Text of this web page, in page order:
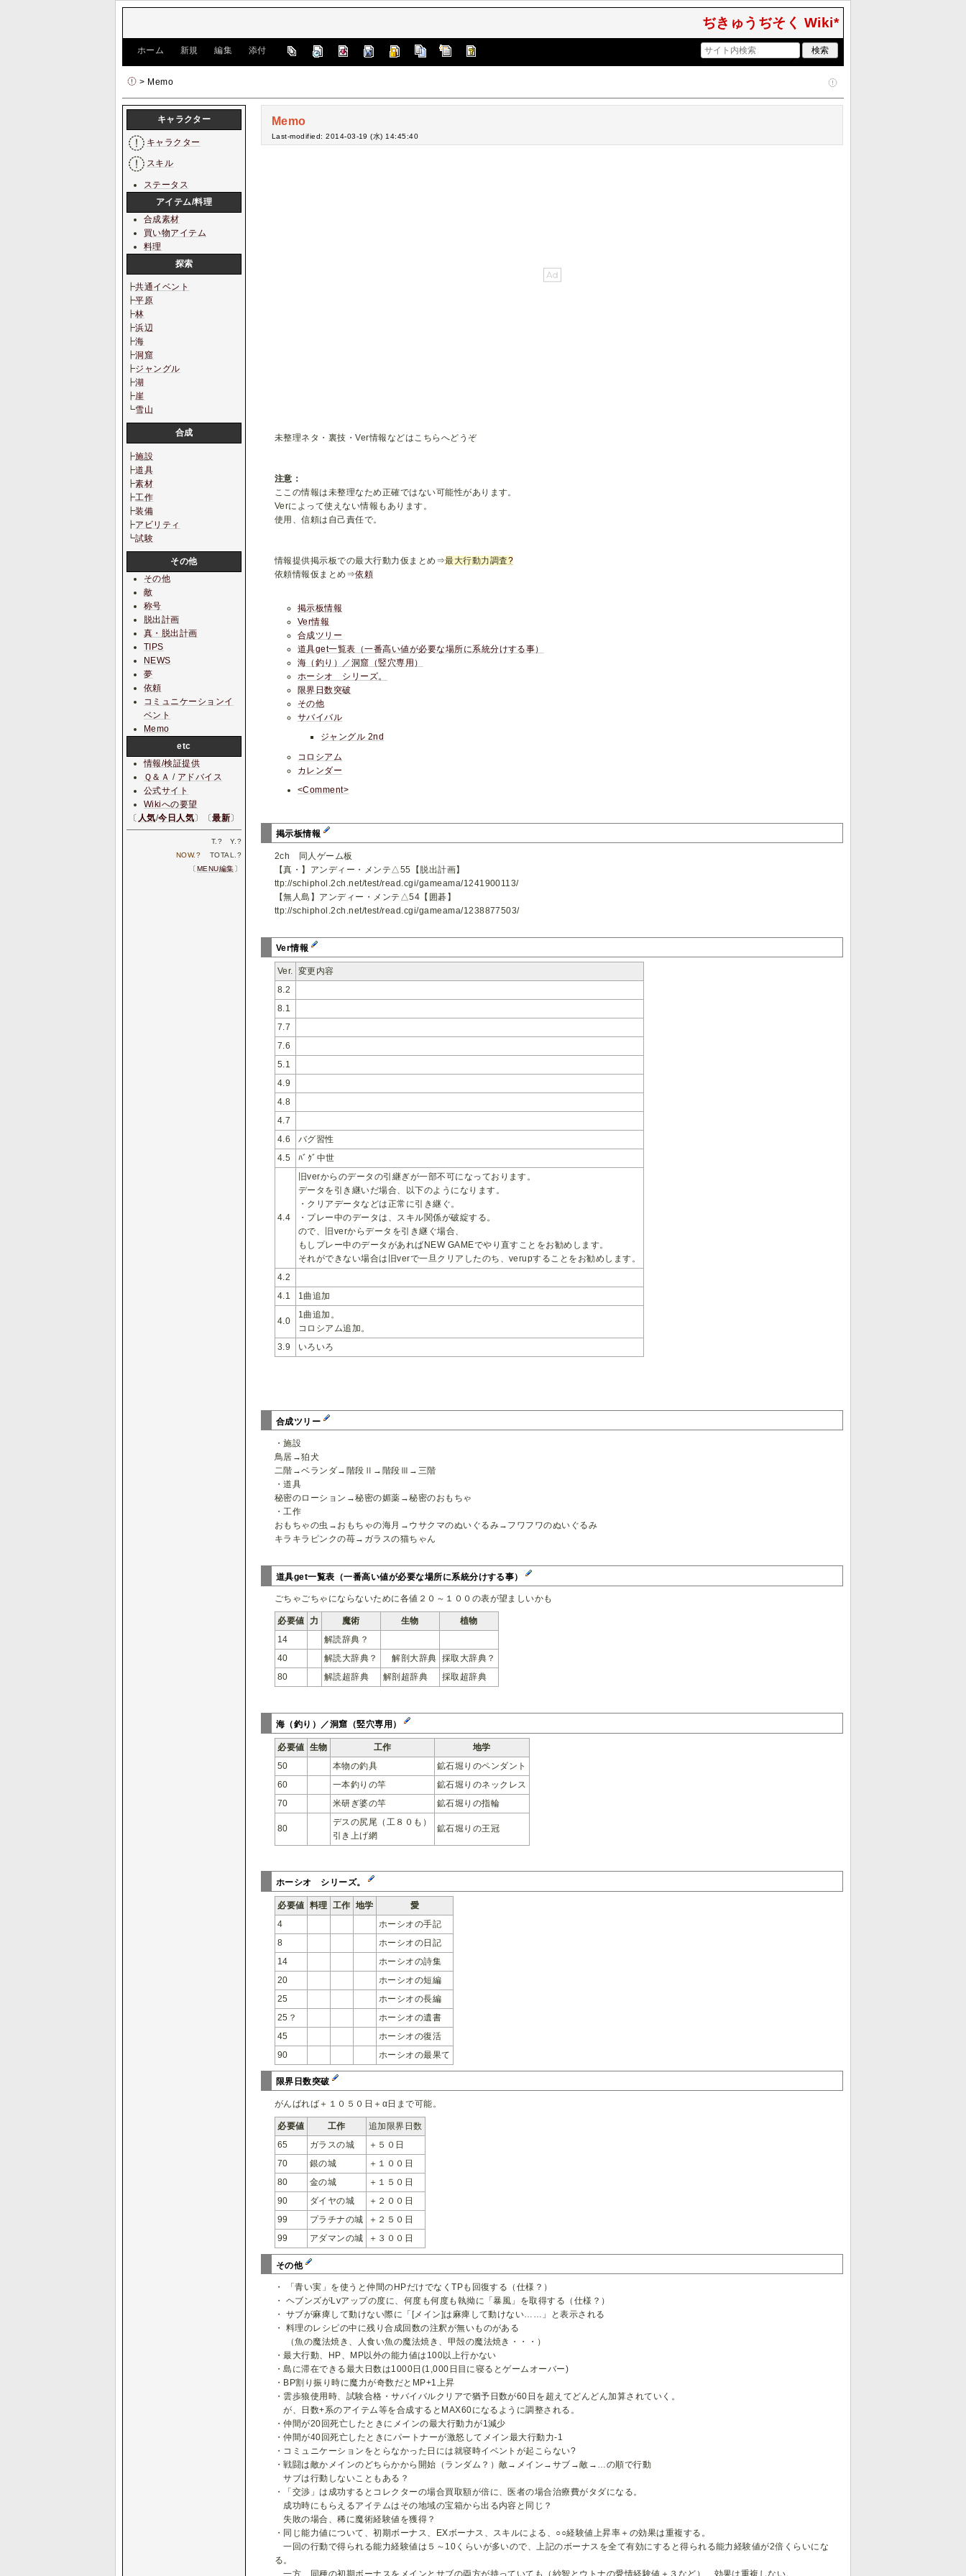
ぢきゅうぢそく Wiki*
ホーム 新規 編集 添付
> Memo
Memo
Last-modified: 2014-03-19 (水) 14:45:40
未整理ネタ・裏技・Ver情報などはこちらへどうぞ
注意：
ここの情報は未整理なため正確ではない可能性があります。
Verによって使えない情報もあります。
使用、信頼は自己責任で。
情報提供掲示板での最大行動力仮まとめ⇒最大行動力調査?
依頼情報仮まとめ⇒依頼
掲示板情報
Ver情報
合成ツリー
道具get一覧表（一番高い値が必要な場所に系統分けする事）
海（釣り）／洞窟（竪穴専用）
ホーシオ シリーズ。
限界日数突破
その他
サバイバル
ジャングル 2nd
コロシアム
カレンダー
<Comment>
掲示板情報
2ch 同人ゲーム板
【真・】アンディー・メンテ△55【脱出計画】
ttp://schiphol.2ch.net/test/read.cgi/gameama/1241900113/
【無人島】アンディー・メンテ△54【囲碁】
ttp://schiphol.2ch.net/test/read.cgi/gameama/1238877503/
Ver情報
Ver. 変更内容
8.2
8.1
7.7
7.6
5.1
4.9
4.8
4.7
4.6
バグ習性
4.5
ﾊﾞｸﾞ中世
4.4
旧verからのデータの引継ぎが一部不可になっております。
データを引き継いだ場合、以下のようになります。
・クリアデータなどは正常に引き継ぐ。
・プレー中のデータは、スキル関係が破綻する。
ので、旧verからデータを引き継ぐ場合、
もしプレー中のデータがあればNEW GAMEでやり直すことをお勧めします。
それができない場合は旧verで一旦クリアしたのち、verupすることをお勧めします。
4.2
4.1
1曲追加
4.0
1曲追加。
コロシアム追加。
3.9
いろいろ
合成ツリー
・施設
鳥居→狛犬
二階→ベランダ→階段Ⅱ→階段Ⅲ→三階
・道具
秘密のローション→秘密の媚薬→秘密のおもちゃ
・工作
おもちゃの虫→おもちゃの海月→ウサクマのぬいぐるみ→フワフワのぬいぐるみ
キラキラピンクの苺→ガラスの猫ちゃん
道具get一覧表（一番高い値が必要な場所に系統分けする事）
ごちゃごちゃにならないために各値２０～１００の表が望ましいかも
必要値 力 魔術 生物
植物
14
解読辞典？
40
解読大辞典？ 解剖大辞典 採取大辞典？
80
解読超辞典 解剖超辞典 採取超辞典
海（釣り）／洞窟（竪穴専用）
必要値 生物 工作
地学
50
本物の釣具
鉱石堀りのペンダント
60
一本釣りの竿
鉱石堀りのネックレス
70
米研ぎ婆の竿 鉱石堀りの指輪
80
デスの尻尾（工８０も）
引き上げ網
鉱石堀りの王冠
ホーシオ シリーズ。
必要値 料理 工作 地学
愛
4
ホーシオの手記
8
ホーシオの日記
14
ホーシオの詩集
20
ホーシオの短編
25
ホーシオの長編
25？
ホーシオの遺書
45
ホーシオの復活
90
ホーシオの最果て
限界日数突破
がんばれば＋１０５０日＋α日まで可能。
必要値 工作
追加限界日数
65
ガラスの城
＋５０日
70
銀の城
＋１００日
80
金の城
＋１５０日
90
ダイヤの城
＋２００日
99
プラチナの城
＋２５０日
99
アダマンの城 ＋３００日
その他
・ 「青い実」を使うと仲間のHPだけでなくTPも回復する（仕様？）
・ ヘブンズがLvアップの度に、何度も何度も執拗に「暴風」を取得する（仕様？）
・ サブが麻痺して動けない際に「[メイン]は麻痺して動けない……」と表示される
・ 料理のレシピの中に残り合成回数の注釈が無いものがある
（魚の魔法焼き、人食い魚の魔法焼き、甲殻の魔法焼き・・・）
・最大行動、HP、MP以外の能力値は100以上行かない
・島に滞在できる最大日数は1000日(1,000日目に寝るとゲームオーバー)
・BP割り振り時に魔力が奇数だとMP+1上昇
・雲歩狼使用時、試験合格・サバイバルクリアで猶予日数が60日を超えてどんどん加算されていく。
が、日数+系のアイテム等を合成するとMAX60になるように調整される。
・仲間が20回死亡したときにメインの最大行動力が1減少
・仲間が40回死亡したときにパートナーが激怒してメイン最大行動力-1
・コミュニケーションをとらなかった日には就寝時イベントが起こらない?
・戦闘は敵かメインのどちらかから開始（ランダム？）敵→メイン→サブ→敵→…の順で行動
サブは行動しないこともある？
・「交渉」は成功するとコレクターの場合買取額が倍に、医者の場合治療費がタダになる。
成功時にもらえるアイテムはその地域の宝箱から出る内容と同じ？
失敗の場合、稀に魔術経験値を獲得？
・同じ能力値について、初期ボーナス、EXボーナス、スキルによる、○○経験値上昇率＋の効果は重複する。
一回の行動で得られる能力経験値は５～10くらいが多いので、上記のボーナスを全て有効にすると得られる能力経験値が2倍くらいにな
る。
一方、同種の初期ボーナスをメインとサブの両方が持っていても（紗智とウトナの愛情経験値＋３など）、効果は重複しない。
キャラクター
キャラクター
スキル
ステータス
アイテム/料理
合成素材
買い物アイテム
料理
探索
┣共通イベント
┣平原
┣林
┣浜辺
┣海
┣洞窟
┣ジャングル
┣湖
┣崖
┗雪山
合成
┣施設
┣道具
┣素材
┣工作
┣装備
┣アビリティ
┗試験
その他
その他
敵
称号
脱出計画
真・脱出計画
TIPS
NEWS
夢
依頼
コミュニケーションイ
ベント
Memo
etc
情報/検証提供
Ｑ＆Ａ / アドバイス
公式サイト
Wikiへの要望
〔 人気/今日人気〕〔最新〕
T. ? Y. ?
NOW.? TOTAL. ?
〔MENU編集〕